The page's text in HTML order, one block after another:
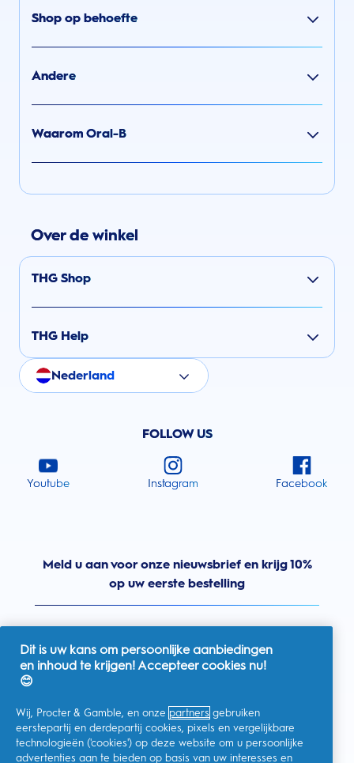
Shop op behoefte
Andere
Waarom Oral-B
Over de winkel
THG Shop
THG Help
Nederland
FOLLOW US
Youtube Instagram Facebook
Meld u aan voor onze nieuwsbrief en krijg 10%
op uw eerste bestelling
Ik geef toestemming voor het ontvangen van
gepersonaliseerde communicatie met betrekking tot
Dit is uw kans om persoonlijke aanbiedingen
en inhoud te krijgen! Accepteer cookies nu!
😊
Wij, Procter & Gamble, en onze partners gebruiken
eerstepartij en derdepartij cookies, pixels en vergelijkbare
technologieën ('cookies') op deze website om u persoonlijke
advertenties aan te bieden op basis van uw interesses en